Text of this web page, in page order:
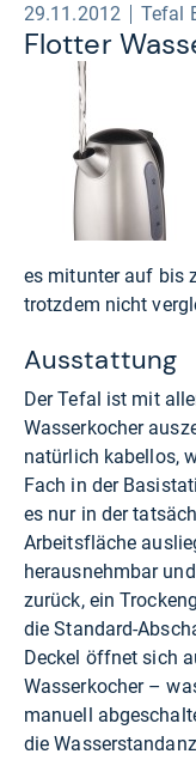
29.11.2012 Tefal
Flot­ter
es mitunter auf bis
trotzdem nicht
Ausstattung
Der Tefal ist mit
Wasserkocher
natürlich kabellos,
Fach in der
es nur in der
Arbeitsfläche
herausnehmbar
zurück, ein
die Standard-
Deckel öffnet sich
Wasserkocher –
manuell
die